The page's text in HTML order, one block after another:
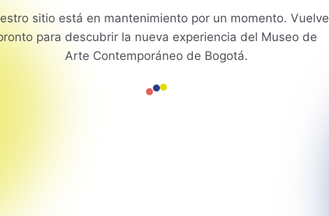
sitio está en mantenimiento por un momento. Vuelve
para descubrir la nueva experiencia del Museo de
Arte Contemporáneo de Bogotá.